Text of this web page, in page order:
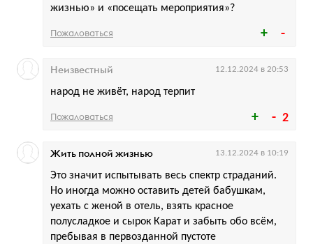
жизнью» и «посещать мероприятия»?
Пожаловаться
2
народ не живёт, народ терпит
Неизвестный 12.12.2024 в 20:53
Пожаловаться
Это значит испытывать весь спектр страданий.
Но иногда можно оставить детей бабушкам,
уехать с женой в отель, взять красное
полусладкое и сырок Карат и забыть обо всём,
пребывая в первозданной пустоте
Жить полной жизнью 13.12.2024 в 10:19